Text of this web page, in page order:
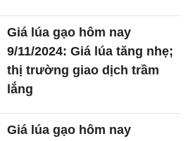
Giá lúa gạo hôm nay
9/11/2024: Giá lúa tăng nhẹ;
thị trường giao dịch trầm
lắng
Giá lúa gạo hôm nay